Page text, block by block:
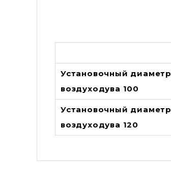
Установочный диаметр
воздуходува 100
Установочный диаметр
воздуходува 120